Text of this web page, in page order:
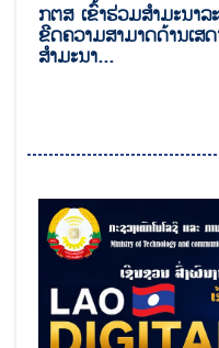
ກຕສ ເຂົ້າຮ່ວມສໍາມະນາ
ຂີດຄວາມສາມາດດ້ານ
ສໍາມະນາ...